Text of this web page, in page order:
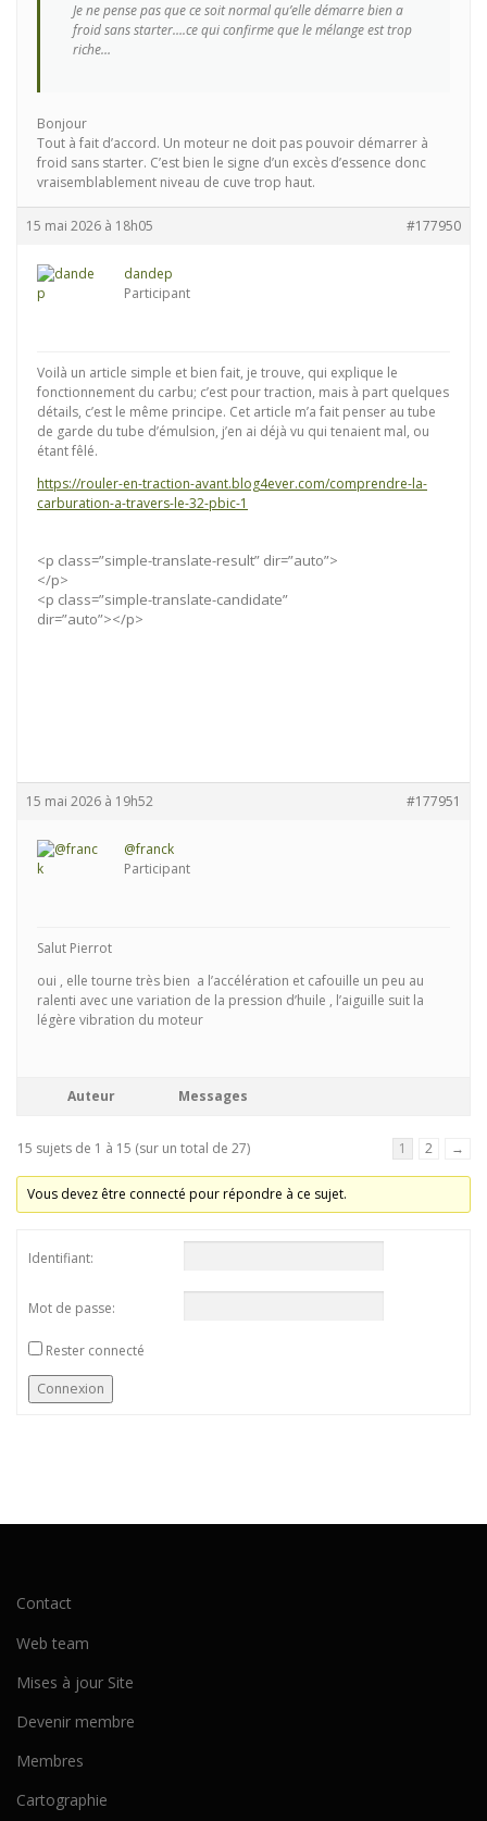
Je ne pense pas que ce soit normal qu’elle démarre bien a
froid sans starter….ce qui confirme que le mélange est trop
riche…
Bonjour
Tout à fait d’accord. Un moteur ne doit pas pouvoir démarrer à
froid sans starter. C’est bien le signe d’un excès d’essence donc
vraisemblablement niveau de cuve trop haut.
15 mai 2026 à 18h05 #177950
dandep
Participant
Voilà un article simple et bien fait, je trouve, qui explique le
fonctionnement du carbu; c’est pour traction, mais à part quelques
détails, c’est le même principe. Cet article m’a fait penser au tube
de garde du tube d’émulsion, j’en ai déjà vu qui tenaient mal, ou
étant fêlé.
https://rouler-en-traction-avant.blog4ever.com/comprendre-la-
carburation-a-travers-le-32-pbic-1
<p class=”simple-translate-result” dir=”auto”>
</p>
<p class=”simple-translate-candidate”
dir=”auto”></p>
15 mai 2026 à 19h52 #177951
@franck
Participant
Salut Pierrot
oui , elle tourne très bien a l’accélération et cafouille un peu au
ralenti avec une variation de la pression d’huile , l’aiguille suit la
légère vibration du moteur
Auteur Messages
15 sujets de 1 à 15 (sur un total de 27) 1 2 →
Vous devez être connecté pour répondre à ce sujet.
Identifiant:
Mot de passe:
Rester connecté
Connexion
Contact
Web team
Mises à jour Site
Devenir membre
Membres
Cartographie